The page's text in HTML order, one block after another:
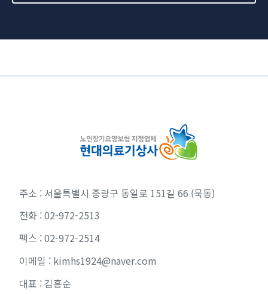
주소 : 서울특별시 중랑구 동일로 151길 66 (묵동)
전화 : 02-972-2513
팩스 : 02-972-2514
이메일 : kimhs1924@naver.com
대표 : 김흥순